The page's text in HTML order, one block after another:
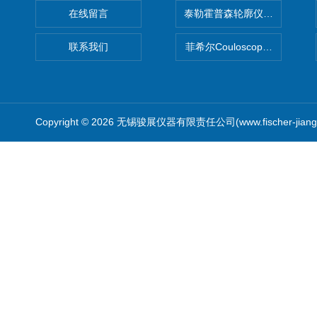
在线留言
联系我们
泰勒霍普森轮廓仪|TAYLOR
菲希尔Couloscope CMS2电
Copyright © 2026 无锡骏展仪器有限责任公司(www.fischer-